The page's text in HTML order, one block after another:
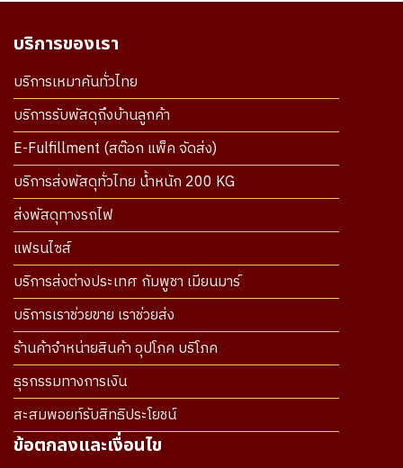
บริการของเรา
บริการเหมาคันทั่วไทย
บริการรับพัสดุถึงบ้านลูกค้า
E-Fulfillment (สต๊อก แพ็ค จัดส่ง)
บริการส่งพัสดุทั่วไทย น้ำหนัก 200 KG
ส่งพัสดุทางรถไฟ
แฟรนไซส์
บริการส่งต่างประเทศ กัมพูชา เมียนมาร์
บริการเราช่วยขาย เราช่วยส่ง
ร้านค้าจำหน่ายสินค้า อุปโภค บริโภค
ธุรกรรมทางการเงิน
สะสมพอยท์รับสิทธิประโยชน์
ข้อตกลงและเงื่อนไข